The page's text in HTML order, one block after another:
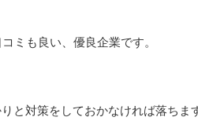
ミも良い、優良企業です。
と対策をしておかなければ落ちま